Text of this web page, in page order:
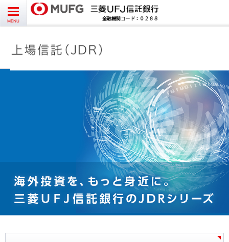
CLOSE
MENU
受益者様向け
発行者様向け
受託銘柄情報
よくあるご質問
お問い合わせ English